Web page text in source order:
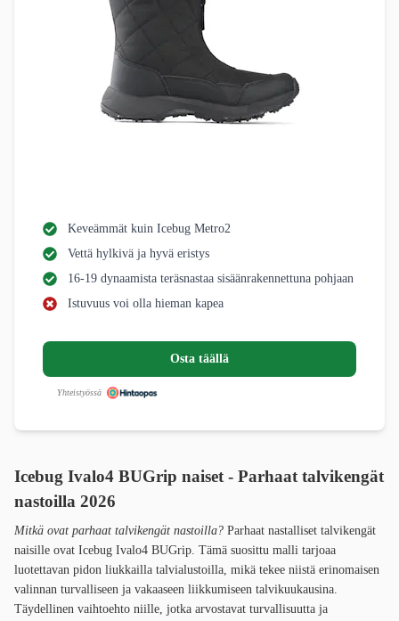
Keveämmät kuin Icebug Metro2
Vettä hylkivä ja hyvä eristys
16-19 dynaamista teräsnastaa sisäänrakennettuna pohjaan
Istuvuus voi olla hieman kapea
Osta täällä
Yhteistyössä
Icebug Ivalo4 BUGrip naiset - Parhaat talvikengät
nastoilla 2026
Mitkä ovat parhaat talvikengät nastoilla? Parhaat nastalliset talvikengät
naisille ovat Icebug Ivalo4 BUGrip. Tämä suosittu malli tarjoaa
luotettavan pidon liukkailla talvialustoilla, mikä tekee niistä erinomaisen
valinnan turvalliseen ja vakaaseen liikkumiseen talvikuukausina.
Täydellinen vaihtoehto niille, jotka arvostavat turvallisuutta ja